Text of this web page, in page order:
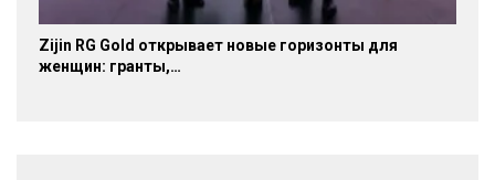
Zijin RG Gold открывает новые горизонты для
женщин: гранты,…